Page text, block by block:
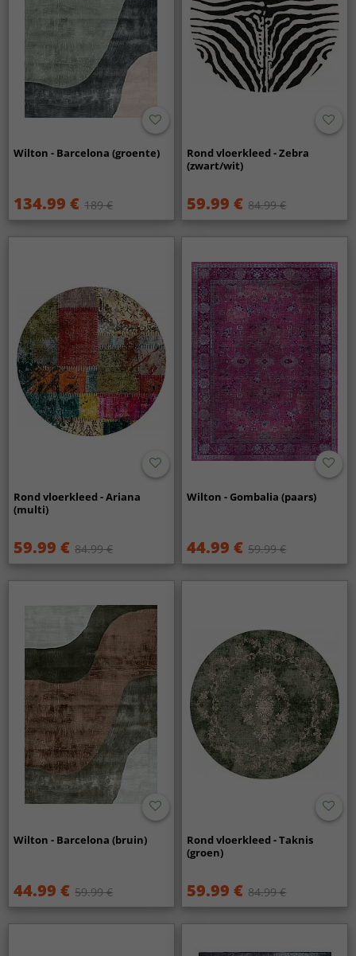
Wilton - Barcelona (groente)
134.99 € 189 €
Rond vloerkleed - Zebra
(zwart/wit)
59.99 € 84.99 €
Rond vloerkleed - Ariana
(multi)
59.99 € 84.99 €
Wilton - Gombalia (paars)
44.99 € 59.99 €
Wilton - Barcelona (bruin)
44.99 € 59.99 €
Rond vloerkleed - Taknis
(groen)
59.99 € 84.99 €